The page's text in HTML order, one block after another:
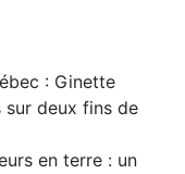
: Ginette
sur deux fins de
en terre : un